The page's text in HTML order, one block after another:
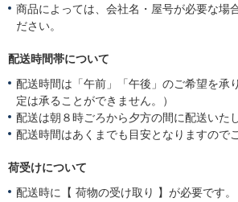
商品によっては、会社名・屋号が必要な場
ださい。
配送時間帯について
配送時間は「午前」「午後」のご希望を承
定は承ることができません。）
配送は朝８時ごろから夕方の間に配送いた
配送時間はあくまでも目安となりますので
荷受けについて
配送時に【 荷物の受け取り 】が必要です